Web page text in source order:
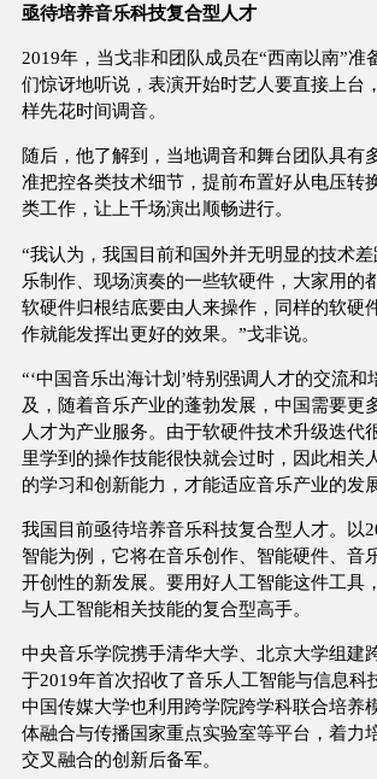
亟待培养音乐科技复合型人才
2019年，当戈非和团队成员在“西南以南”准
们惊讶地听说，表演开始时艺人要直接上台
样先花时间调音。
随后，他了解到，当地调音和舞台团队具有
准把控各类技术细节，提前布置好从电压转
类工作，让上千场演出顺畅进行。
“我认为，我国目前和国外并无明显的技术
乐制作、现场演奏的一些软硬件，大家用的
软硬件归根结底要由人来操作，同样的软硬
作就能发挥出更好的效果。”戈非说。
“‘中国音乐出海计划’特别强调人才的交流和
及，随着音乐产业的蓬勃发展，中国需要更
人才为产业服务。由于软硬件技术升级迭代
里学到的操作技能很快就会过时，因此相关
的学习和创新能力，才能适应音乐产业的发
我国目前亟待培养音乐科技复合型人才。以
智能为例，它将在音乐创作、智能硬件、音
开创性的新发展。要用好人工智能这件工具
与人工智能相关技能的复合型高手。
中央音乐学院携手清华大学、北京大学组建
于2019年首次招收了音乐人工智能与信息科
中国传媒大学也利用跨学院跨学科联合培养
体融合与传播国家重点实验室等平台，着力
交叉融合的创新后备军。